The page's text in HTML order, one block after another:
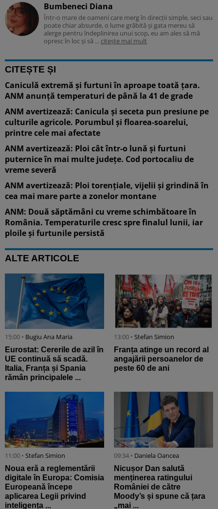
Bumbeneci Diana
Într-o mare de oameni care merg în direcții simple, seci sau
poate chiar absurde, o lume grăbită și gata mereu să
alerge pentru îndeplinirea unui scop, eu am ales să mă
opresc în loc și să ... citește mai mult
CITEȘTE ȘI
Caniculă extremă și furtuni în aproape toată țara.
ANM anunță temperaturi de până la 41 de grade
ANM avertizează: Canicula și seceta pun presiune pe
culturile agricole. Porumbul și floarea-soarelui,
printre cele mai afectate
ANM avertizează: Ploi cât într-o lună și furtuni
puternice în mai multe județe. Cod portocaliu de
vreme severă
ANM avertizează: Ploi torențiale, vijelii și grindină în
cea mai mare parte a zonelor montane
ANM: Două săptămâni cu vreme schimbătoare în
România. Temperaturile cresc spre finalul lunii, iar
ploile și furtunile persistă
ALTE ARTICOLE
15:00 • Bugiu ⁠Ana Maria
Eurostat: Cererile de azil în
UE continuă să scadă.
Italia, Franța și Spania
rămân principalele ...
13:00 • Stefan Simion
Franța atinge un record al
angajării persoanelor de
peste 60 de ani
11:00 • Stefan Simion
Noua eră a reglementării
digitale în Europa: Comisia
Europeană începe
aplicarea Legii privind
inteligența ...
09:34 • Daniela Oancea
Nicușor Dan salută
menținerea ratingului
României de către
Moody’s și spune că țara
„mai ...